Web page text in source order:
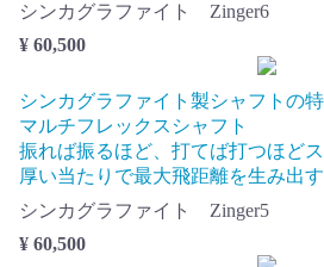
シンカグラファイト Zinger6
¥ 60,500
シンカグラファイト製シャフトの
マルチフレックスシャフト
振れば振るほど、打てば打つほど
厚い当たりで最大飛距離を生み出
シンカグラファイト Zinger5
¥ 60,500